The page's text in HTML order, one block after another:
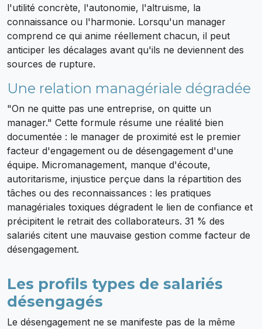
l'utilité concrète, l'autonomie, l'altruisme, la
connaissance ou l'harmonie. Lorsqu'un manager
comprend ce qui anime réellement chacun, il peut
anticiper les décalages avant qu'ils ne deviennent des
sources de rupture.
Une relation managériale dégradée
"On ne quitte pas une entreprise, on quitte un
manager." Cette formule résume une réalité bien
documentée : le manager de proximité est le premier
facteur d'engagement ou de désengagement d'une
équipe. Micromanagement, manque d'écoute,
autoritarisme, injustice perçue dans la répartition des
tâches ou des reconnaissances : les pratiques
managériales toxiques dégradent le lien de confiance et
précipitent le retrait des collaborateurs. 31 % des
salariés citent une mauvaise gestion comme facteur de
désengagement.
Les profils types de salariés
désengagés
Le désengagement ne se manifeste pas de la même